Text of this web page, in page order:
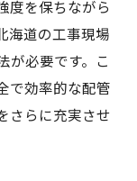
度を保ちながら
海道の工事現場
が必要です。こ
で効率的な配管
さらに充実させ